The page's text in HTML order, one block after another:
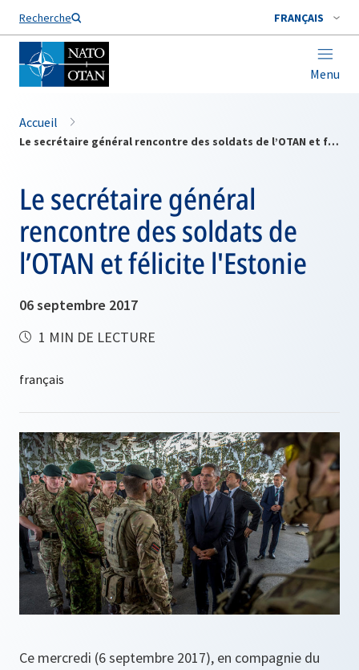
Recherche FRANÇAIS
Menu
Nom de famille*
Accueil
Le secrétaire général rencontre des soldats de l’OTAN et félicite l'Estonie
Le secrétaire général
rencontre des soldats de
l’OTAN et félicite l'Estonie
06 septembre 2017
1 MIN DE LECTURE
Ce mercredi (6 septembre 2017), en compagnie du